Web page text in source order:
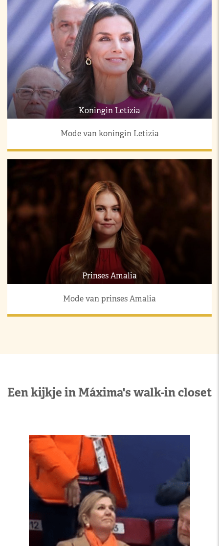
Koningin Letizia
Mode van koningin Letizia
Prinses Amalia
Mode van prinses Amalia
Een kijkje in Máxima's walk-in closet